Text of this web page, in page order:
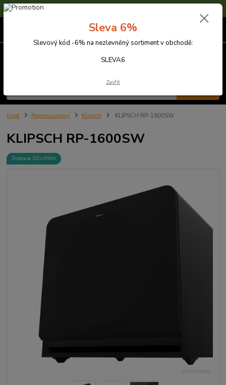
Sleva 6% na nezlevněné zboží s kódem SLEVA6
Úvod Reprosoustavy Klipsch KLIPSCH RP-1600SW
KLIPSCH RP-1600SW
Doprava ZDARMA
Sleva 6%
Slevový kód -6% na nezlevněný sortiment v obchodě:
SLEVA6
Zavřít